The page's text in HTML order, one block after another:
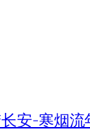
安-寒烟